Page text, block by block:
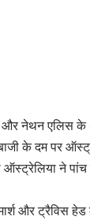
नेथन एलिस के
के दम पर
ने
और ट्रैविस